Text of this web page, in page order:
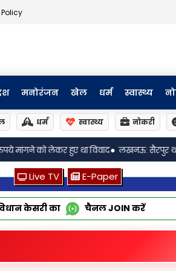
मनोरंजन खेल धर्म स्वास्थ्य
धर्म स्वास्थ्य नोकरी
सैरपुर थाना क्षेत्र में सड़क हादसे में बाइक सवार
Live TV E-Paper
केसरी का चैनलJOIN करें